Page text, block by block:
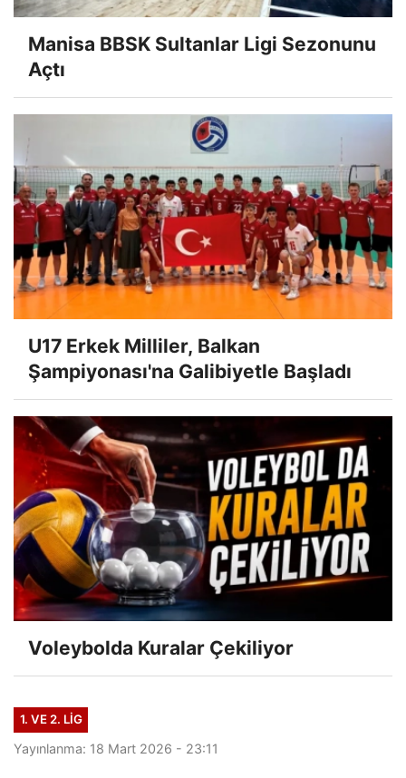
Manisa BBSK Sultanlar Ligi Sezonunu
Açtı
U17 Erkek Milliler, Balkan
Şampiyonası'na Galibiyetle Başladı
Voleybolda Kuralar Çekiliyor
1. VE 2. LIG
Yayınlanma: 18 Mart 2026 - 23:11